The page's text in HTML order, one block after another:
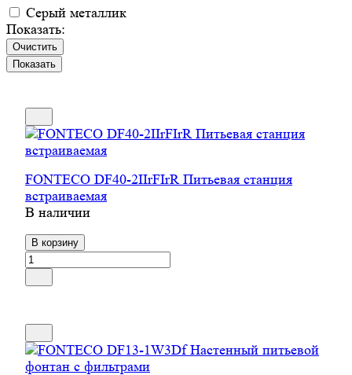
Серый металлик
Показать:
Очистить
FONTECO DF40-2IIrFIrR Питьевая станция
встраиваемая
В наличии
В корзину